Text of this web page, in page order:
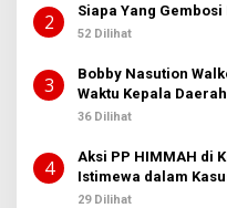
2 Siapa Yang
52 Dilihat
3
Bobby Nasution
Waktu Kepala
36 Dilihat
4
Aksi PP HIMMAH di
Istimewa dalam
29 Dilihat